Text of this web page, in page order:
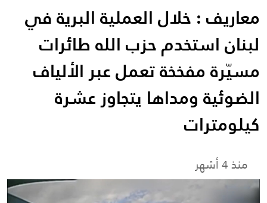
معاريف : خلال العملية البرية في
لبنان استخدم حزب الله طائرات
مسيّرة مفخخة تعمل عبر الألياف
الضوئية ومداها يتجاوز عشرة
كيلومترات
منذ 4 أشهر